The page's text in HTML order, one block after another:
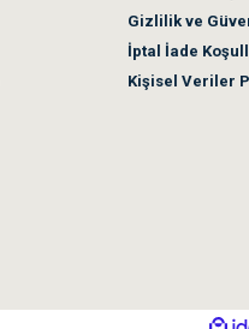
Gizlilik ve
İptal İade
Kişisel Veriler